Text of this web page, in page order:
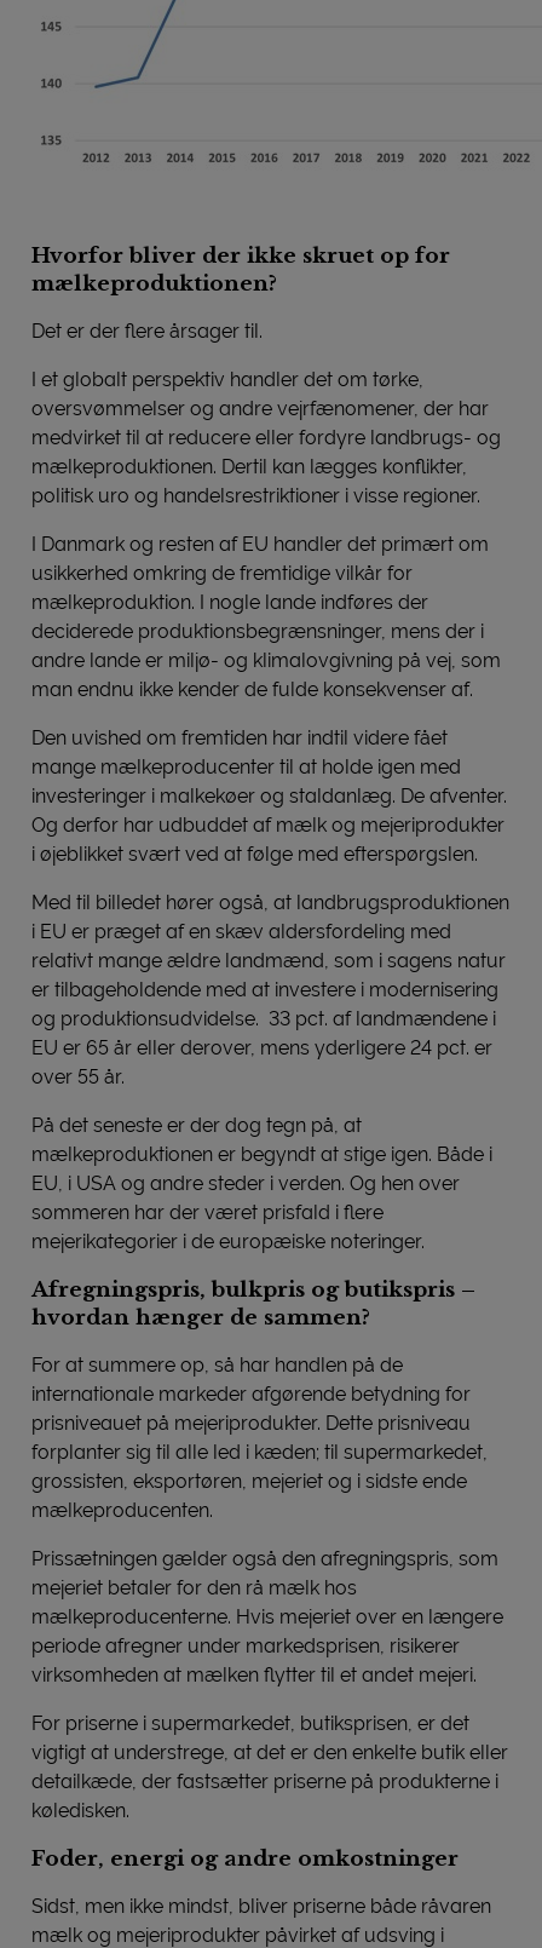
Hvorfor bliver der ikke skruet op for
mælkeproduktionen?
Det er der flere årsager til.
I et globalt perspektiv handler det om tørke,
oversvømmelser og andre vejrfænomener, der har
medvirket til at reducere eller fordyre landbrugs- og
mælkeproduktionen. Dertil kan lægges konflikter,
politisk uro og handelsrestriktioner i visse regioner.
I Danmark og resten af EU handler det primært om
usikkerhed omkring de fremtidige vilkår for
mælkeproduktion. I nogle lande indføres der
deciderede produktionsbegrænsninger, mens der i
andre lande er miljø- og klimalovgivning på vej, som
man endnu ikke kender de fulde konsekvenser af.
Den uvished om fremtiden har indtil videre fået
mange mælkeproducenter til at holde igen med
investeringer i malkekøer og staldanlæg. De afventer.
Og derfor har udbuddet af mælk og mejeriprodukter
i øjeblikket svært ved at følge med efterspørgslen.
Med til billedet hører også, at landbrugsproduktionen
i EU er præget af en skæv aldersfordeling med
relativt mange ældre landmænd, som i sagens natur
er tilbageholdende med at investere i modernisering
og produktionsudvidelse. 33 pct. af landmændene i
EU er 65 år eller derover, mens yderligere 24 pct. er
over 55 år.
På det seneste er der dog tegn på, at
mælkeproduktionen er begyndt at stige igen. Både i
EU, i USA og andre steder i verden. Og hen over
sommeren har der været prisfald i flere
mejerikategorier i de europæiske noteringer.
Afregningspris, bulkpris og butikspris –
hvordan hænger de sammen?
For at summere op, så har handlen på de
internationale markeder afgørende betydning for
prisniveauet på mejeriprodukter. Dette prisniveau
forplanter sig til alle led i kæden; til supermarkedet,
grossisten, eksportøren, mejeriet og i sidste ende
mælkeproducenten.
Prissætningen gælder også den afregningspris, som
mejeriet betaler for den rå mælk hos
mælkeproducenterne. Hvis mejeriet over en længere
periode afregner under markedsprisen, risikerer
virksomheden at mælken flytter til et andet mejeri.
For priserne i supermarkedet, butiksprisen, er det
vigtigt at understrege, at det er den enkelte butik eller
detailkæde, der fastsætter priserne på produkterne i
køledisken.
Foder, energi og andre omkostninger
Sidst, men ikke mindst, bliver priserne både råvaren
mælk og mejeriprodukter påvirket af udsving i